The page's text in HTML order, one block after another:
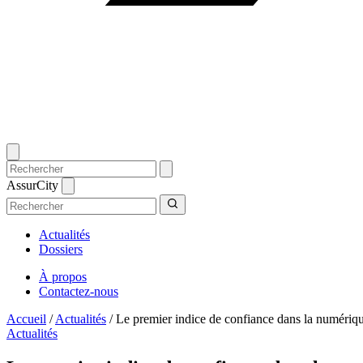
AssurCity
Actualités
Dossiers
À propos
Contactez-nous
Accueil /Actualités /Le premier indice de confiance dans la
Actualités